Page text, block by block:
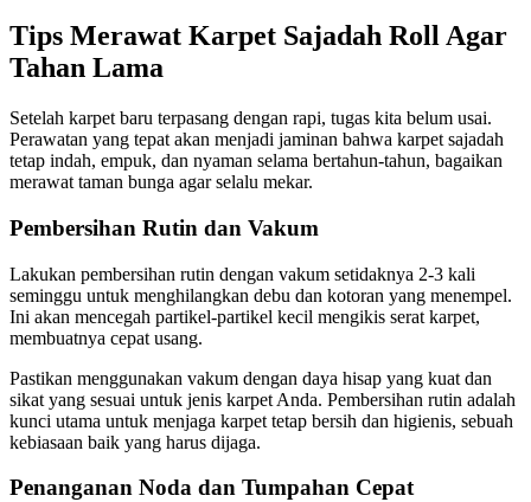
Tips Merawat Karpet Sajadah Roll Agar
Tahan Lama
Setelah karpet baru terpasang dengan rapi, tugas kita belum usai.
Perawatan yang tepat akan menjadi jaminan bahwa karpet sajadah
tetap indah, empuk, dan nyaman selama bertahun-tahun, bagaikan
merawat taman bunga agar selalu mekar.
Pembersihan Rutin dan Vakum
Lakukan pembersihan rutin dengan vakum setidaknya 2-3 kali
seminggu untuk menghilangkan debu dan kotoran yang menempel.
Ini akan mencegah partikel-partikel kecil mengikis serat karpet,
membuatnya cepat usang.
Pastikan menggunakan vakum dengan daya hisap yang kuat dan
sikat yang sesuai untuk jenis karpet Anda. Pembersihan rutin adalah
kunci utama untuk menjaga karpet tetap bersih dan higienis, sebuah
kebiasaan baik yang harus dijaga.
Penanganan Noda dan Tumpahan Cepat